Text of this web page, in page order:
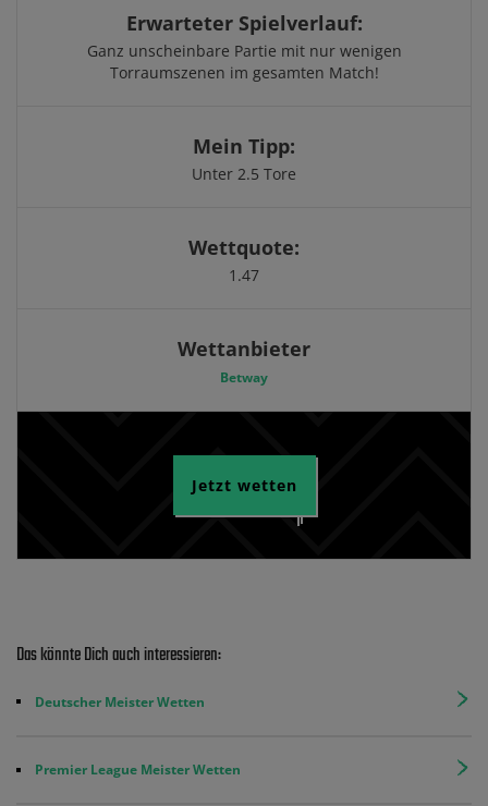
Erwarteter Spielverlauf:
Ganz unscheinbare Partie mit nur wenigen
Torraumszenen im gesamten Match!
Mein Tipp:
Unter 2.5 Tore
Wettquote:
1.47
Wettanbieter
Betway
Jetzt wetten
Das könnte Dich auch interessieren:
Deutscher Meister Wetten
Premier League Meister Wetten